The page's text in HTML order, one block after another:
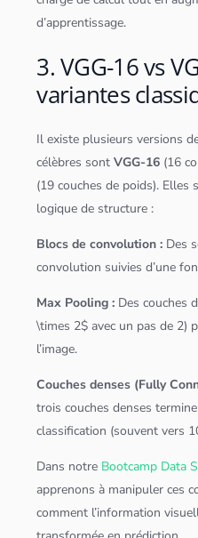
d’apprentissage.
3. VGG-16 vs
variantes
Il existe plusieurs versions
célèbres sontVGG-16 (16
(19 couches de poids). Elles
logique de structure :
Blocs de convolution : Des
convolution suivies d’une
Max Pooling : Des couches
\times 2$ avec un pas de 2)
l’image.
Couches denses (Fully
trois couches denses
classification (souvent vers
Dans notre Bootcamp Data
apprenons à manipuler ces
comment l’information